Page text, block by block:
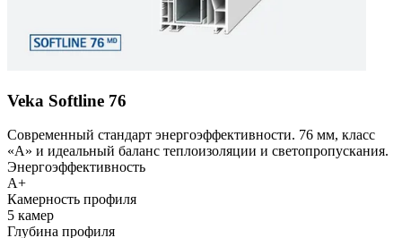
Veka Softline 76
Современный стандарт энергоэффективности. 76 мм, класс
«А» и идеальный баланс теплоизоляции и светопропускания.
Энергоэффективность
A+
Камерность профиля
5 камер
Глубина профиля